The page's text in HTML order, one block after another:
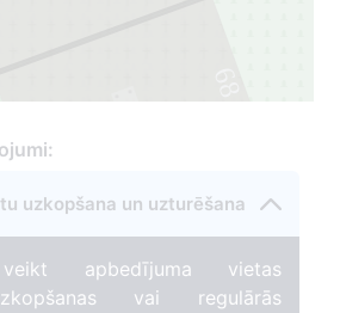
uzkopšana un uzturēšana
veikt apbedījuma vietas
vai regulārās